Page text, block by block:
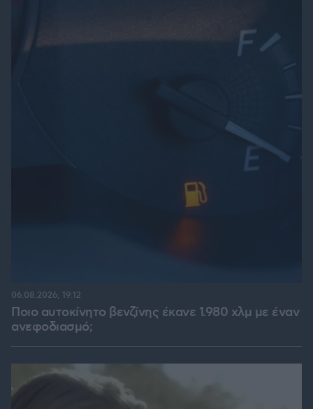
Ποιο αυτοκίνητο βενζίνης έκανε 1.980 χλμ με έναν
ανεφοδιασμό;
06.08.2026, 19:12